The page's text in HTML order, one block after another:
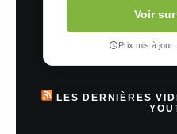
Voir
Prix mis à jour
LES DERNIÈRES